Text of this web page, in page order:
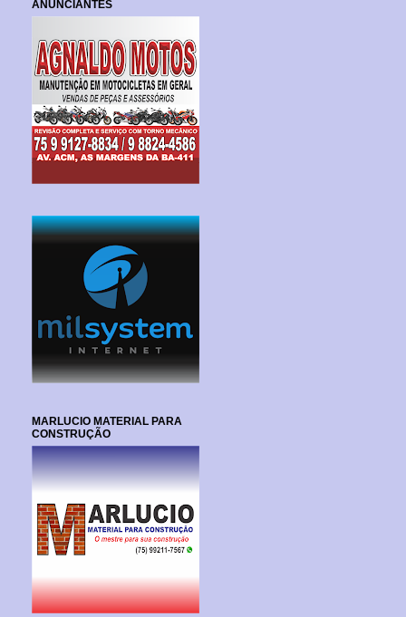
ANUNCIANTES
MARLUCIO MATERIAL PARA
CONSTRUÇÃO